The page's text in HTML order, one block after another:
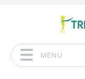
MENU